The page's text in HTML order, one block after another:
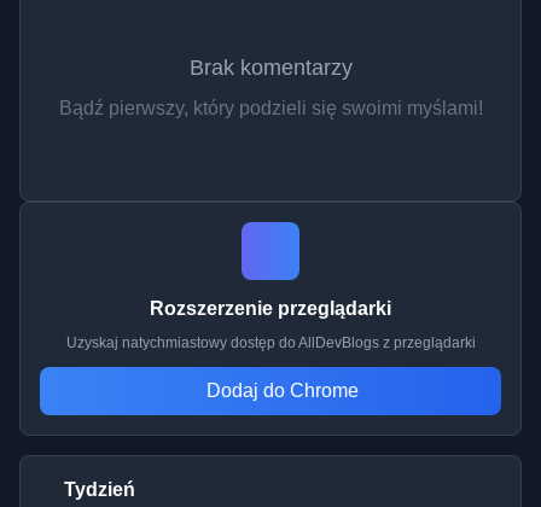
Brak komentarzy
Bądź pierwszy, który podzieli się swoimi myślami!
Rozszerzenie przeglądarki
Uzyskaj natychmiastowy dostęp do AllDevBlogs z przeglądarki
Dodaj do Chrome
Tydzień